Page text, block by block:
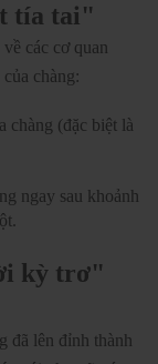
tía tai"
các cơ quan
chàng:
chàng (đặc biệt là
ngay sau khoảnh
kỳ trơ"
đã lên đỉnh thành